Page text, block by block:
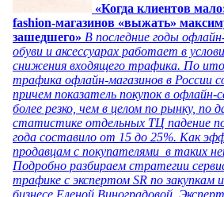
«Когда клиентов
fashion-магазинов «выжать»
зашедшего» В последние годы
обуви и аксессуарах работает в
снижения входящего трафика. По
трафика офлайн-магазинов в России
причем показатель покупок в офлайн-
более резко, чем в целом по рынку, по
статистике отдельных ТЦ падение
года составило от 15 до 25%. Как
продавцам с покупателями в таких
Подробно разбираем стратегии
трафике с экспертом SR по закупкам
бизнесе Еленой Виноградовой.